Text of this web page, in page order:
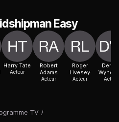
TV /
Easy
Harry Tate
Acteur
Robert
Adams
Acteur
Roger
Livesey
Acteur Acteur